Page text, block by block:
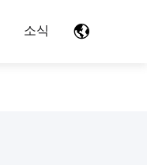
소식